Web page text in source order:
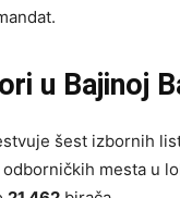
u Bajinoj
šest izbornih
mesta u